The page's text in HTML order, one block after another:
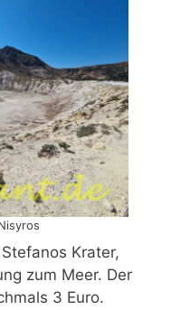
Krater,
zum Meer. Der
3 Euro.